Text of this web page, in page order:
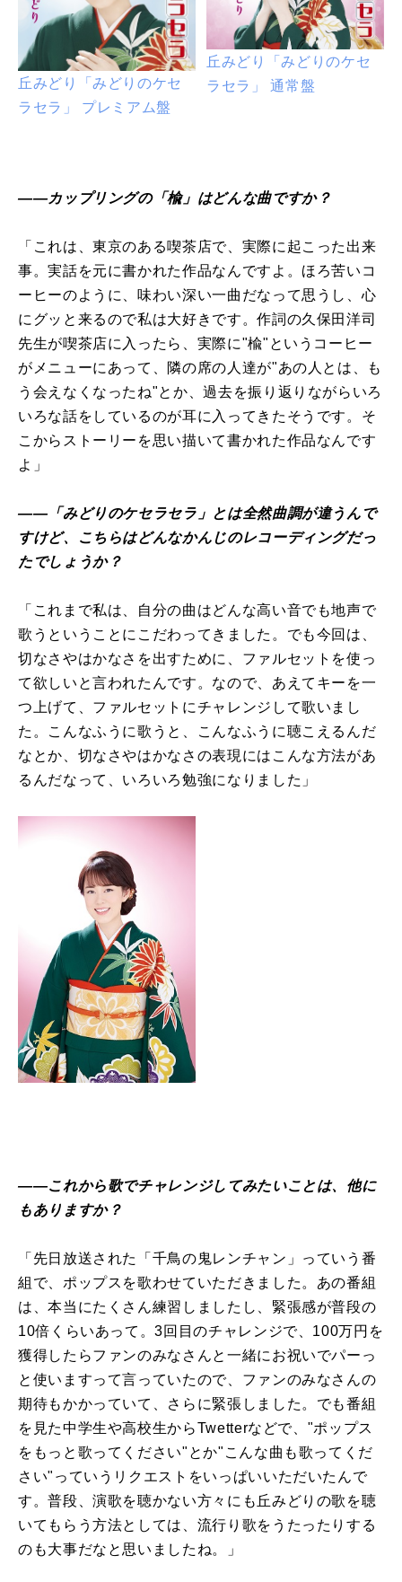
丘みどり「みどりのケセ
ラセラ」 プレミアム盤
丘みどり「みどりのケセ
ラセラ」 通常盤
――カップリングの「楡」はどんな曲ですか？
「これは、東京のある喫茶店で、実際に起こった出来
事。実話を元に書かれた作品なんですよ。ほろ苦いコ
ーヒーのように、味わい深い一曲だなって思うし、心
にグッと来るので私は大好きです。作詞の久保田洋司
先生が喫茶店に入ったら、実際に"楡"というコーヒー
がメニューにあって、隣の席の人達が"あの人とは、も
う会えなくなったね"とか、過去を振り返りながらいろ
いろな話をしているのが耳に入ってきたそうです。そ
こからストーリーを思い描いて書かれた作品なんです
よ」
――「みどりのケセラセラ」とは全然曲調が違うんで
すけど、こちらはどんなかんじのレコーディングだっ
たでしょうか？
「これまで私は、自分の曲はどんな高い音でも地声で
歌うということにこだわってきました。でも今回は、
切なさやはかなさを出すために、ファルセットを使っ
て欲しいと言われたんです。なので、あえてキーを一
つ上げて、ファルセットにチャレンジして歌いまし
た。こんなふうに歌うと、こんなふうに聴こえるんだ
なとか、切なさやはかなさの表現にはこんな方法があ
るんだなって、いろいろ勉強になりました」
――これから歌でチャレンジしてみたいことは、他に
もありますか？
「先日放送された「千鳥の鬼レンチャン」っていう番
組で、ポップスを歌わせていただきました。あの番組
は、本当にたくさん練習しましたし、緊張感が普段の
10倍くらいあって。3回目のチャレンジで、100万円を
獲得したらファンのみなさんと一緒にお祝いでパーっ
と使いますって言っていたので、ファンのみなさんの
期待もかかっていて、さらに緊張しました。でも番組
を見た中学生や高校生からTwetterなどで、"ポップス
をもっと歌ってください"とか"こんな曲も歌ってくだ
さい"っていうリクエストをいっぱいいただいたんで
す。普段、演歌を聴かない方々にも丘みどりの歌を聴
いてもらう方法としては、流行り歌をうたったりする
のも大事だなと思いましたね。」